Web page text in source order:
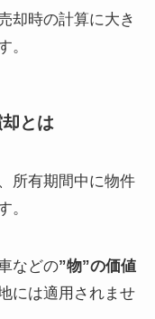
却時の計算に大き
。
とは
所有期間中に物件
。
などの”物”の価値
には適用されませ